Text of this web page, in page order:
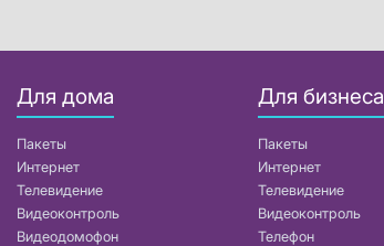
Для дома
Пакеты
Интернет
Телевидение
Видеоконтроль
Видеодомофон
Для бизнеса
Пакеты
Интернет
Телевидение
Видеоконтроль
Телефон